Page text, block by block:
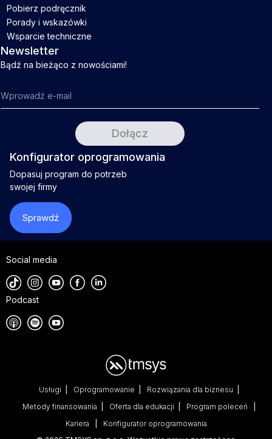
Pobierz podręcznik
Porady i wskazówki
Wsparcie techniczne
Newsletter
Bądź na bieżąco z nowościami!
Konfigurator oprogramowania
Dopasuj program do potrzeb
swojej firmy
Sprawdź
Social media
Podcast
Usługi Oprogramowanie
Rozwiązania dla biznesu
Metody finansowania
Oferta dla edukacji
Program poleceń
Kariera
Konfigurator oprogramowania